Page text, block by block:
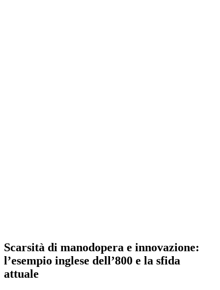
Scarsità di manodopera e innovazione:
l’esempio inglese dell’800 e la sfida
attuale